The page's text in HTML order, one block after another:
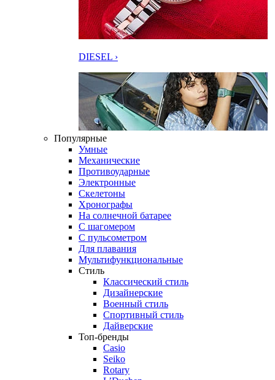
DIESEL ›
Популярные
Умные
Механические
Противоударные
Электронные
Скелетоны
Хронографы
На солнечной батарее
С шагомером
С пульсометром
Для плавания
Мультифункциональные
Стиль
Классический стиль
Дизайнерские
Военный стиль
Спортивный стиль
Дайверские
Топ-бренды
Casio
Seiko
Rotary